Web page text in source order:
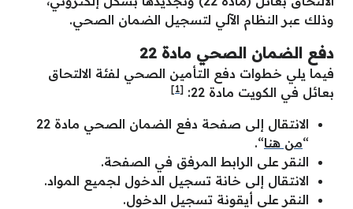
وذلك عبر النظام الآلي لتسجيل الضمان الصحي.
دفع الضمان الصحي مادة 22
فيما يلي خطوات دفع التأمين الصحي لفئة الالتحاق
بعائل في الكويت مادة 22:
[1]
الانتقال إلى صفحة دفع الضمان الصحي مادة 22
“من هنا“.
النقر على الرابط المرفق في الصفحة.
الانتقال إلى خانة تسجيل الدخول لجميع المواد.
النقر على أيقونة تسجيل الدخول.